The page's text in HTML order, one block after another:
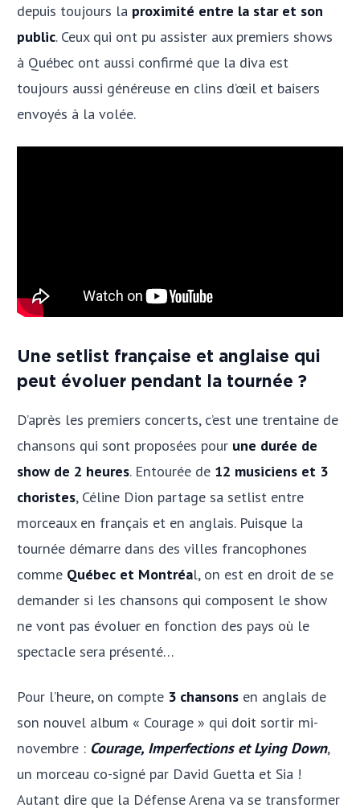
depuis toujours la proximité entre la star et son
public. Ceux qui ont pu assister aux premiers shows
à Québec ont aussi confirmé que la diva est
toujours aussi généreuse en clins d’œil et baisers
envoyés à la volée.
Une setlist française et anglaise qui
peut évoluer pendant la tournée ?
D’après les premiers concerts, c’est une trentaine de
chansons qui sont proposées pour une durée de
show de 2 heures. Entourée de 12 musiciens et 3
choristes, Céline Dion partage sa setlist entre
morceaux en français et en anglais. Puisque la
tournée démarre dans des villes francophones
comme Québec et Montréal, on est en droit de se
demander si les chansons qui composent le show
ne vont pas évoluer en fonction des pays où le
spectacle sera présenté…
Pour l’heure, on compte 3 chansons en anglais de
son nouvel album « Courage » qui doit sortir mi-
novembre : Courage, Imperfections et Lying Down,
un morceau co-signé par David Guetta et Sia !
Autant dire que la Défense Arena va se transformer